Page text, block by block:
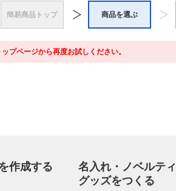
簡易商品トップ 商品を選ぶ
プページから再度お試しください。
作成する
名入れ・ノベルティ
グッズをつくる